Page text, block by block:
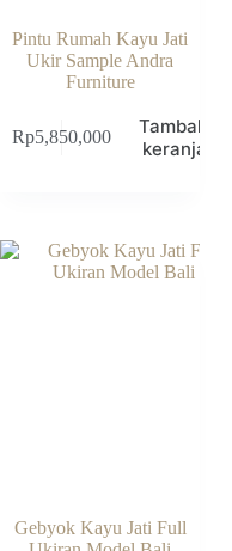
Pintu Rumah Kayu Jati
Ukir Sample Andra
Furniture
Rp5,850,000
Tambah ke
keranjang
Gebyok Kayu Jati Full